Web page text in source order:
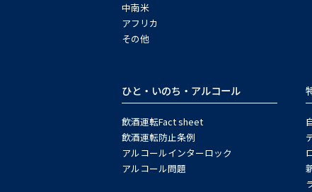
中南米
アフリカ
その他
ひと・いのち・アルコール
飲酒運転Fact sheet
飲酒運転防止条例
アルコールインターロック
アルコール問題